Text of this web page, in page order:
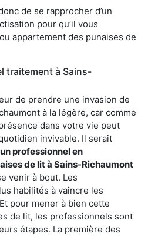
de se rapprocher d’un
pour qu’il vous
appartement des punaises de
traitement à Sains-
de prendre une invasion de
à la légère, car comme
dans votre vie peut
invivable. Il serait
un professionnel en
de lit à Sains-Richaumont
venir à bout. Les
habilités à vaincre les
pour mener à bien cette
de lit, les professionnels sont
étapes. La première des